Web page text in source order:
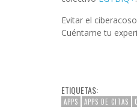
Evitar el
Cuéntame tu
ETIQUETAS:
APPS APPS DE CITAS